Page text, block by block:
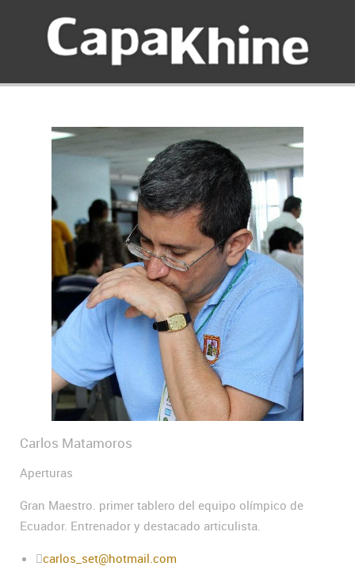
Carlos Matamoros
Aperturas
Gran Maestro. primer tablero del equipo olímpico de
Ecuador. Entrenador y destacado articulista.
carlos_set@hotmail.com